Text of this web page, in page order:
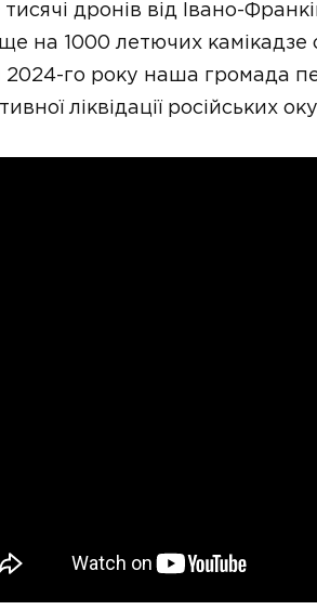
дронів від Івано-
ще на 1000 летючих
2024-го року наша громада
ліквідації російських